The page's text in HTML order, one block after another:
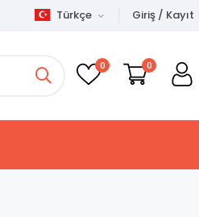
Türkçe Giriş / Kayıt
0 0